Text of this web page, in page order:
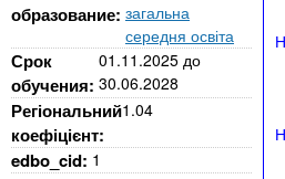
f
o
образование: загальна
середня освіта
Срок
обучения:
01.11.2025 до
30.06.2028
Регіональний
коефіцієнт:
1.04
edbo_cid: 1